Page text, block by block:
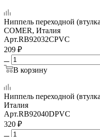
Ниппель переходной
COMER, Италия
Арт.RB92032CPVC
209 ₽
В корзину
Ниппель переходной
Италия
Арт.RB92040DPVC
320 ₽